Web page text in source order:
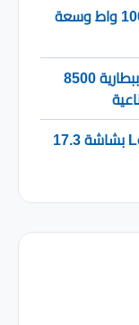
هواوي تكشف عن باور بانك جديد بقدرة 100 واط وسعة
الإعلان رسميًا عن Huawei nova 16 SE ببطارية 8500
لينوفو تطلق حاسوب Lenovo V17 Gen 7 بشاشة 17.3